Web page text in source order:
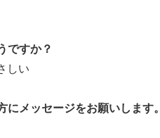
ですか？
しい
メッセージをお願いします。